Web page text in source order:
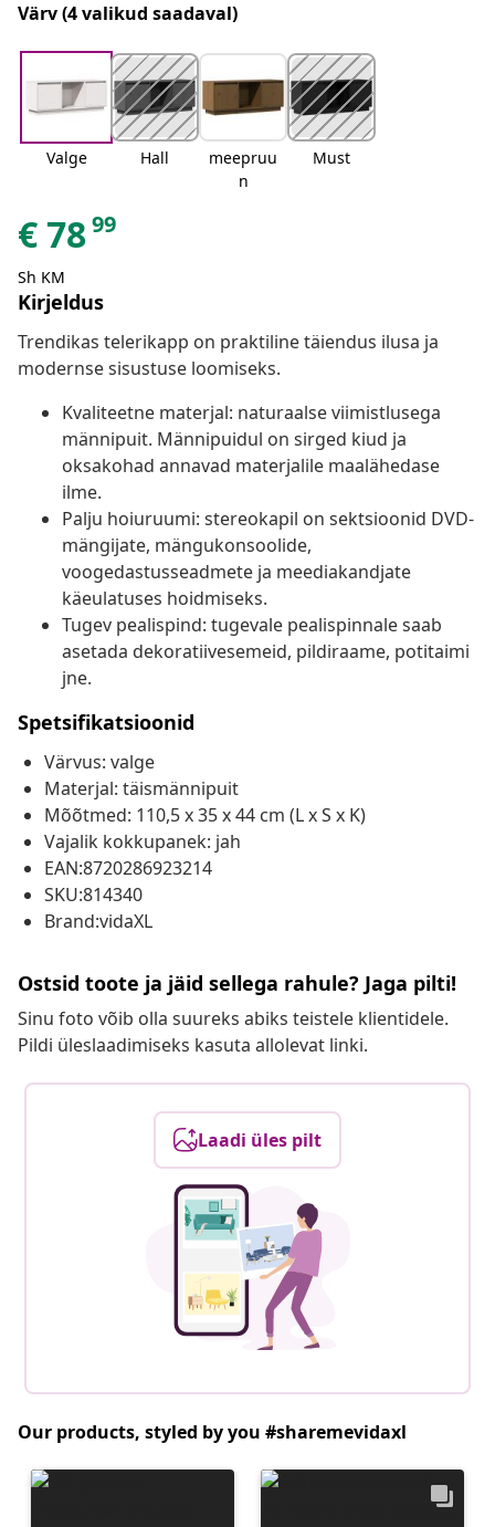
Värv(4 valikud saadaval)
Valge Hall
meepruu
n
Must
€7899
Sh KM
Kirjeldus
Trendikas telerikapp on praktiline täiendus ilusa ja
modernse sisustuse loomiseks.
Kvaliteetne materjal: naturaalse viimistlusega
männipuit. Männipuidul on sirged kiud ja
oksakohad annavad materjalile maalähedase
ilme.
Palju hoiuruumi: stereokapil on sektsioonid DVD-
mängijate, mängukonsoolide,
voogedastusseadmete ja meediakandjate
käeulatuses hoidmiseks.
Tugev pealispind: tugevale pealispinnale saab
asetada dekoratiivesemeid, pildiraame, potitaimi
jne.
Spetsifikatsioonid
Värvus: valge
Materjal: täismännipuit
Mõõtmed: 110,5 x 35 x 44 cm (L x S x K)
Vajalik kokkupanek: jah
EAN:8720286923214
SKU:814340
Brand:vidaXL
Ostsid toote ja jäid sellega rahule? Jaga pilti!
Sinu foto võib olla suureks abiks teistele klientidele.
Pildi üleslaadimiseks kasuta allolevat linki.
Laadi üles pilt
Our products, styled by you #sharemevidaxl